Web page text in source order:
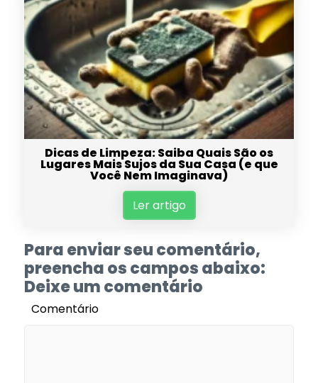
Dicas de Limpeza: Saiba Quais São os
Lugares Mais Sujos da Sua Casa (e que
Você Nem Imaginava)
Ler artigo
Para enviar seu comentário,
preencha os campos abaixo:
Deixe um comentário
Comentário